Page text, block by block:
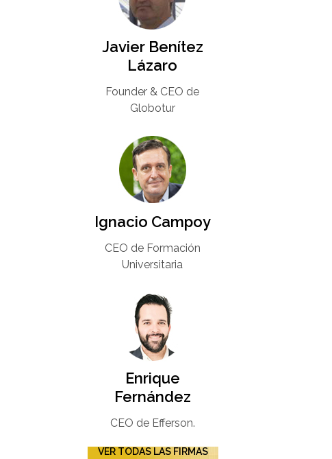
Javier Benítez
Lázaro
Founder & CEO de
Globotur​
Ignacio Campoy​
CEO de Formación
Universitaria​
Enrique
Fernández
CEO de Efferson.
VER TODAS LAS FIRMAS